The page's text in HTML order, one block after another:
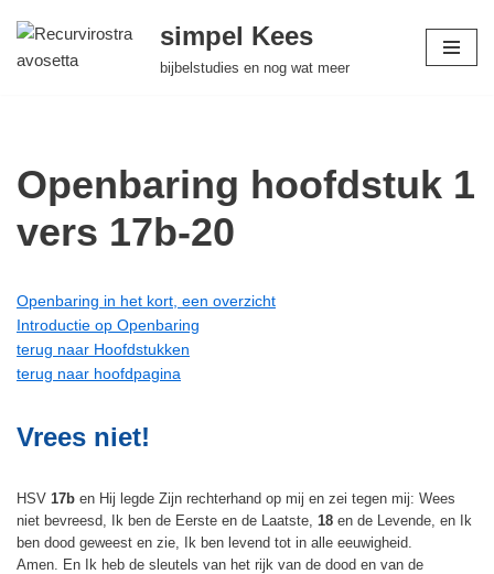
Ga
simpel Kees
bijbelstudies en nog wat meer
Openbaring hoofdstuk 1
vers 17b-20
Openbaring in het kort, een overzicht
Introductie op Openbaring
terug naar Hoofdstukken
terug naar hoofdpagina
Vrees niet!
HSV 17b en Hij legde Zijn rechterhand op mij en zei tegen mij: Wees
niet bevreesd, Ik ben de Eerste en de Laatste, 18 en de Levende, en Ik
ben dood geweest en zie, Ik ben levend tot in alle eeuwigheid.
Amen. En Ik heb de sleutels van het rijk van de dood en van de